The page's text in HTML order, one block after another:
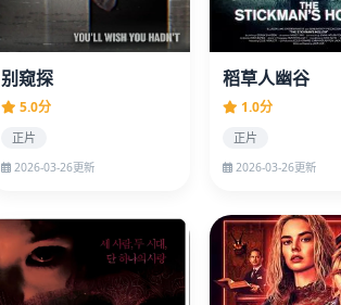
别窥探
5.0分
正片
2026-03-26更新
稻草人幽谷
1.0分
正片
2026-03-26更新